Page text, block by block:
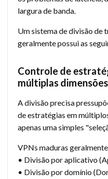
largura de banda.
Um sistema de divisão de
geralmente possui as
Controle de
múltiplas dimensões
A divisão precisa
de estratégias em
apenas uma simples
VPNs maduras
• Divisão por aplicativo
• Divisão por domínio